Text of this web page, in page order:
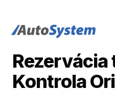
auto-system logo
Kontrola